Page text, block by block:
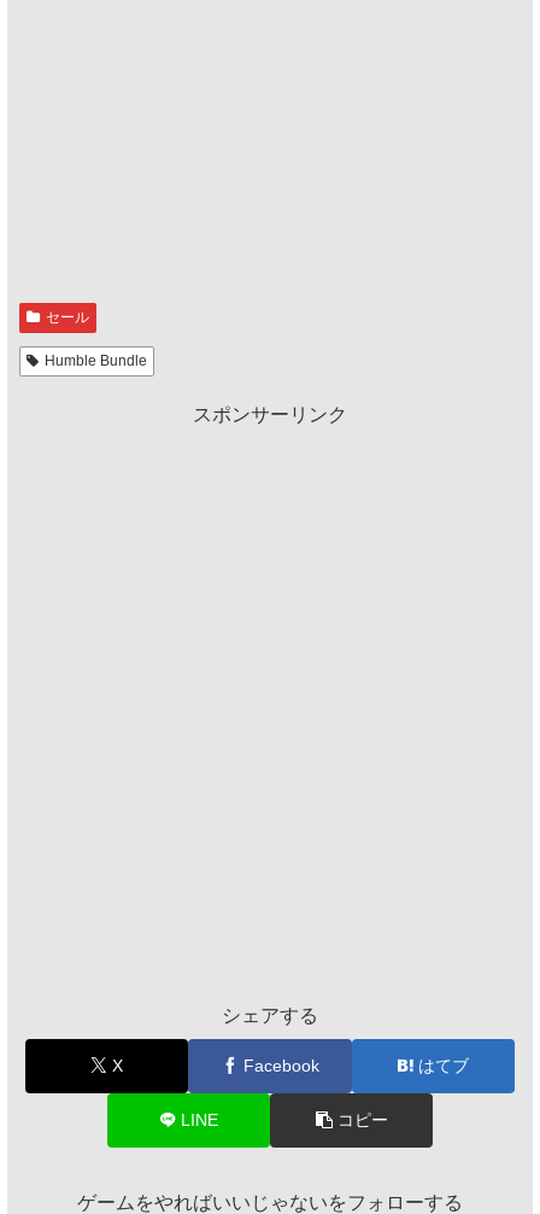
セール
Humble Bundle
スポンサーリンク
シェアする
X Facebook はてブ
LINE コピー
ゲームをやればいいじゃないをフォローする